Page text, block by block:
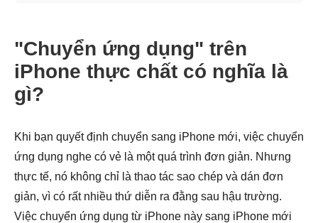
"Chuyển ứng dụng" trên
iPhone thực chất có nghĩa là
gì?
Khi bạn quyết định chuyển sang iPhone mới, việc chuyển
ứng dụng nghe có vẻ là một quá trình đơn giản. Nhưng
thực tế, nó không chỉ là thao tác sao chép và dán đơn
giản, vì có rất nhiều thứ diễn ra đằng sau hậu trường.
Việc chuyển ứng dụng từ iPhone này sang iPhone mới